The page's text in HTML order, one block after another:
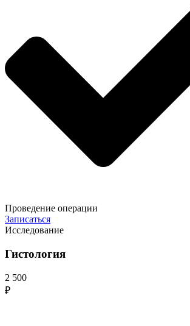
Проведение операции
Записаться
Исследование
Гистология
2 500
₽